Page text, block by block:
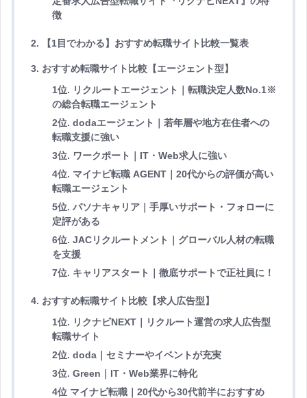
徴
2. 【1目でわかる】おすすめ転職サイト比較一覧表
3. おすすめ転職サイト比較【エージェント型】
1位. リクルートエージェント｜転職決定人数No.1※
の総合転職エージェント
2位. dodaエージェント｜若年層や地方在住者への
転職支援に強い
3位. ワークポート｜IT・Web求人に強い
4位. マイナビ転職 AGENT｜20代からの評価が高い
転職エージェント
5位. パソナキャリア｜手厚いサポート・フォローに
定評がある
6位. JACリクルートメント｜グローバル人材の転職
を支援
7位. キャリアスタート｜徹底サポートで正社員に！
4. おすすめ転職サイト比較【求人広告型】
1位. リクナビNEXT｜リクルート運営の求人広告型
転職サイト
2位. doda｜セミナーやイベントが充実
3位. Green｜IT・Web業界に特化
4位 マイナビ転職｜20代から30代前半におすすめ